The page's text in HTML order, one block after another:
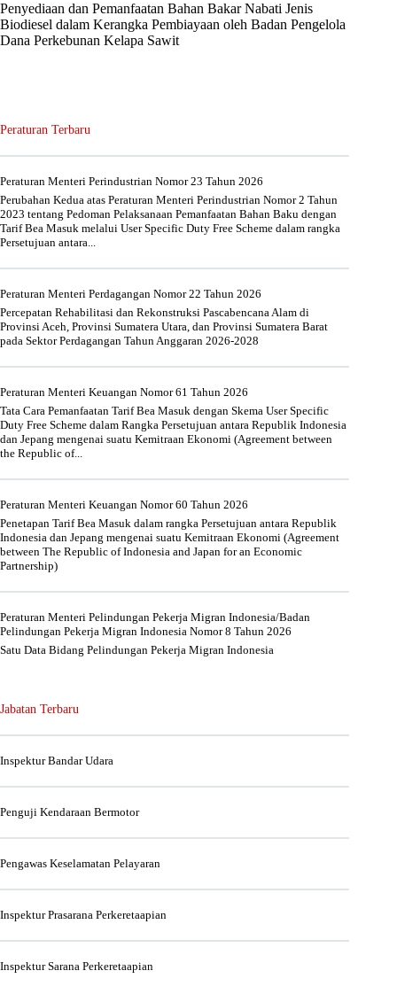
Penyediaan dan Pemanfaatan Bahan Bakar Nabati Jenis
Biodiesel dalam Kerangka Pembiayaan oleh Badan Pengelola
Dana Perkebunan Kelapa Sawit
Peraturan Terbaru
Peraturan Menteri Perindustrian Nomor 23 Tahun 2026
Perubahan Kedua atas Peraturan Menteri Perindustrian Nomor 2 Tahun
2023 tentang Pedoman Pelaksanaan Pemanfaatan Bahan Baku dengan
Tarif Bea Masuk melalui User Specific Duty Free Scheme dalam rangka
Persetujuan antara...
Peraturan Menteri Perdagangan Nomor 22 Tahun 2026
Percepatan Rehabilitasi dan Rekonstruksi Pascabencana Alam di
Provinsi Aceh, Provinsi Sumatera Utara, dan Provinsi Sumatera Barat
pada Sektor Perdagangan Tahun Anggaran 2026-2028
Peraturan Menteri Keuangan Nomor 61 Tahun 2026
Tata Cara Pemanfaatan Tarif Bea Masuk dengan Skema User Specific
Duty Free Scheme dalam Rangka Persetujuan antara Republik Indonesia
dan Jepang mengenai suatu Kemitraan Ekonomi (Agreement between
the Republic of...
Peraturan Menteri Keuangan Nomor 60 Tahun 2026
Penetapan Tarif Bea Masuk dalam rangka Persetujuan antara Republik
Indonesia dan Jepang mengenai suatu Kemitraan Ekonomi (Agreement
between The Republic of Indonesia and Japan for an Economic
Partnership)
Peraturan Menteri Pelindungan Pekerja Migran Indonesia/Badan
Pelindungan Pekerja Migran Indonesia Nomor 8 Tahun 2026
Satu Data Bidang Pelindungan Pekerja Migran Indonesia
Jabatan Terbaru
Inspektur Bandar Udara
Penguji Kendaraan Bermotor
Pengawas Keselamatan Pelayaran
Inspektur Prasarana Perkeretaapian
Inspektur Sarana Perkeretaapian